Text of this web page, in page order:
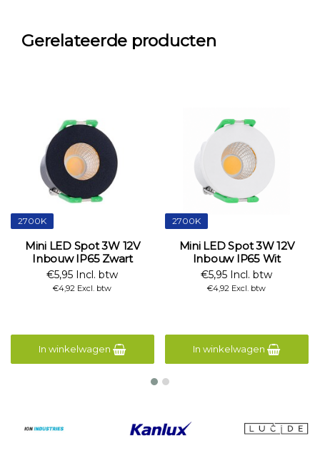
Gerelateerde producten
2700K
Mini LED Spot 3W 12V
Inbouw IP65 Zwart
€5,95 Incl. btw
€4,92 Excl. btw
In winkelwagen
2700K
Mini LED Spot 3W 12V
Inbouw IP65 Wit
€5,95 Incl. btw
€4,92 Excl. btw
In winkelwagen